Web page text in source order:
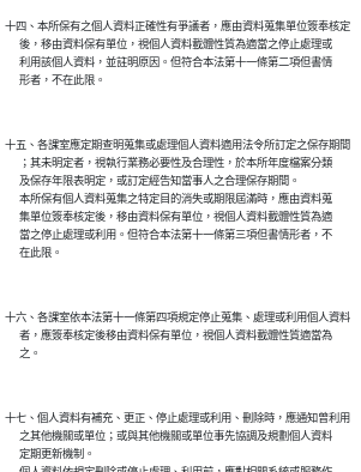
十四、本所保有之個人資料正確性有爭議者，應由資料蒐集單位簽奉核定
      後，移由資料保有單位，視個人資料載體性質為適當之停止處理或
      利用該個人資料，並註明原因。但符合本法第十一條第二項但書情
十五、各課室應定期查明蒐集或處理個人資料適用法令所訂定之保存期間
      ；其未明定者，視執行業務必要性及合理性，於本所年度檔案分類
      及保存年限表明定，或訂定經告知當事人之合理保存期間。
      本所保有個人資料蒐集之特定目的消失或期限屆滿時，應由資料蒐
      集單位簽奉核定後，移由資料保有單位，視個人資料載體性質為適
      當之停止處理或利用。但符合本法第十一條第三項但書情形者，不
十六、各課室依本法第十一條第四項規定停止蒐集、處理或利用個人資料
      者，應簽奉核定後移由資料保有單位，視個人資料載體性質適當為
十七、個人資料有補充、更正、停止處理或利用、刪除時，應通知曾利用
      之其他機關或單位；或與其他機關或單位事先協調及規劃個人資料
      定期更新機制。